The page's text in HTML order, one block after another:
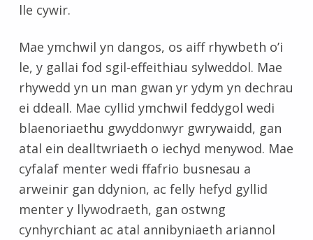
lle cywir.
Mae ymchwil yn dangos, os aiff rhywbeth o’i
le, y gallai fod sgil-effeithiau sylweddol. Mae
rhywedd yn un man gwan yr ydym yn dechrau
ei ddeall. Mae cyllid ymchwil feddygol wedi
blaenoriaethu gwyddonwyr gwrywaidd, gan
atal ein dealltwriaeth o iechyd menywod. Mae
cyfalaf menter wedi ffafrio busnesau a
arweinir gan ddynion, ac felly hefyd gyllid
menter y llywodraeth, gan ostwng
cynhyrchiant ac atal annibyniaeth ariannol